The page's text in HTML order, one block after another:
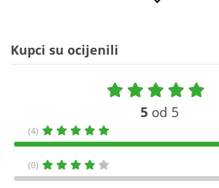
Kupci su ocijenili
5 od 5
(4)
(0)